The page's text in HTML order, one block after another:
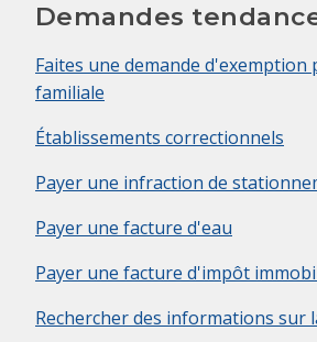
Demandes
Faites une demande
familiale
Établissements correctionnels
Payer une infraction de
Payer une facture d'eau
Payer une facture d'impôt
Rechercher des informations sur